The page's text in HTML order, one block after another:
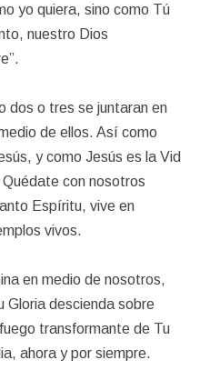
yo quiera, sino como Tú
nuestro Dios
dos o tres se juntaran en
de ellos. Así como
y como Jesús es la Vid
con nosotros
Espíritu, vive en
vivos.
en medio de nosotros,
Gloria descienda sobre
transformante de Tu
ahora y por siempre.